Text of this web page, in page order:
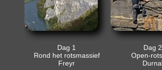
Dag 1
Rond het rotsmassief
Freyr
Dag 2
Open-